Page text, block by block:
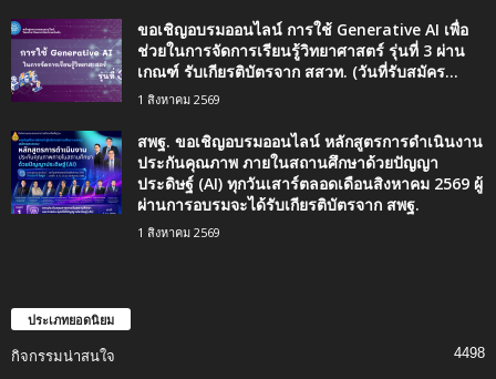
ขอเชิญอบรมออนไลน์ การใช้ Generative AI เพื่อ
ช่วยในการจัดการเรียนรู้วิทยาศาสตร์ รุ่นที่ 3 ผ่าน
เกณฑ์ รับเกียรติบัตรจาก สสวท. (วันที่รับสมัคร...
1 สิงหาคม 2569
สพฐ. ขอเชิญอบรมออนไลน์ หลักสูตรการดำเนินงาน
ประกันคุณภาพ ภายในสถานศึกษาด้วยปัญญา
ประดิษฐ์ (AI) ทุกวันเสาร์ตลอดเดือนสิงหาคม 2569 ผู้
ผ่านการอบรมจะได้รับเกียรติบัตรจาก สพฐ.
1 สิงหาคม 2569
ประเภทยอดนิยม
กิจกรรมน่าสนใจ
4498